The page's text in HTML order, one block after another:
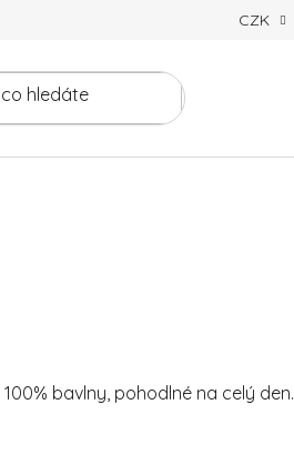
CZK
bavlny, pohodlné na celý den.